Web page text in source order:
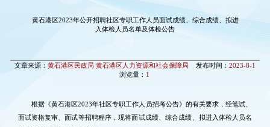
黄石港区2023年公开招聘社区专职工作人员面试成绩、综合成绩、拟进
入体检人员名单及体检公告
文章来源： 黄石港区民政局 黄石港区人力资源和社会保障局 发布时间： 2023-8-1
浏览量： 1
根据《黄石港区2023年社区专职工作人员招考公告》的有关要求，经笔试、
面试资格复审、面试等招聘程序，现将面试成绩、综合成绩、拟进入体检人员名